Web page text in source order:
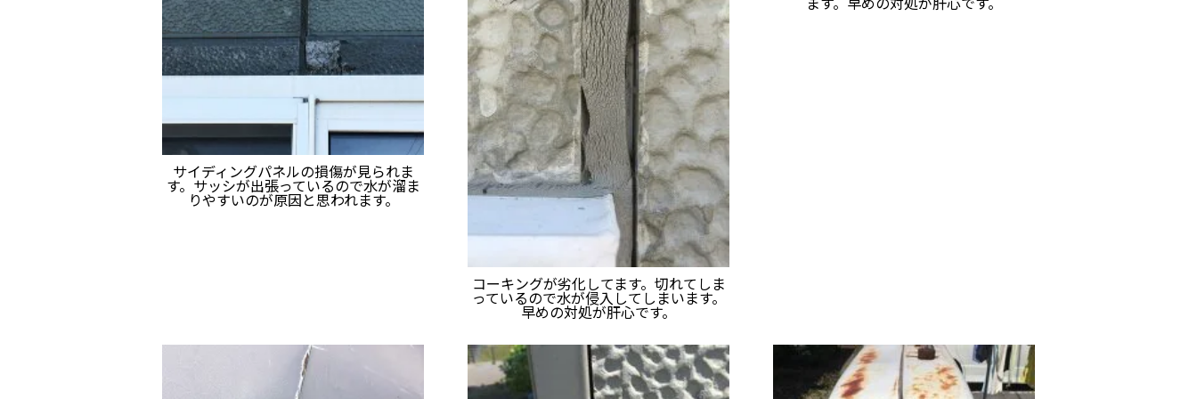
サイディングパネルの損傷が見られま
す。サッシが出張っているので水が溜ま
りやすいのが原因と思われます。
コーキングが劣化してます。切れてしま
っているので水が侵入してしまいます。
早めの対処が肝心です。